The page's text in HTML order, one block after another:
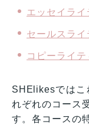
エッセイライ
セールスライ
コピーライテ
SHElikesではこ
れぞれのコース
す。各コースの